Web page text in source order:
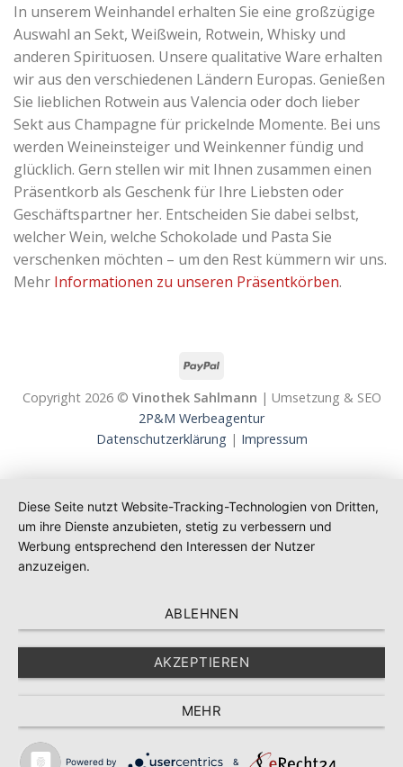
In unserem Weinhandel erhalten Sie eine großzügige
Auswahl an Sekt, Weißwein, Rotwein, Whisky und
anderen Spirituosen. Unsere qualitative Ware erhalten
wir aus den verschiedenen Ländern Europas. Genießen
Sie lieblichen Rotwein aus Valencia oder doch lieber
Sekt aus Champagne für prickelnde Momente. Bei uns
werden Weineinsteiger und Weinkenner fündig und
glücklich. Gern stellen wir mit Ihnen zusammen einen
Präsentkorb als Geschenk für Ihre Liebsten oder
Geschäftspartner her. Entscheiden Sie dabei selbst,
welcher Wein, welche Schokolade und Pasta Sie
verschenken möchten – um den Rest kümmern wir uns.
Mehr Informationen zu unseren Präsentkörben.
Copyright 2026 © Vinothek Sahlmann | Umsetzung & SEO
2P&M Werbeagentur
Datenschutzerklärung | Impressum
Diese Seite nutzt Website-Tracking-Technologien von Dritten,
um ihre Dienste anzubieten, stetig zu verbessern und
Werbung entsprechend den Interessen der Nutzer
anzuzeigen.
ABLEHNEN
AKZEPTIEREN
MEHR
Powered by &